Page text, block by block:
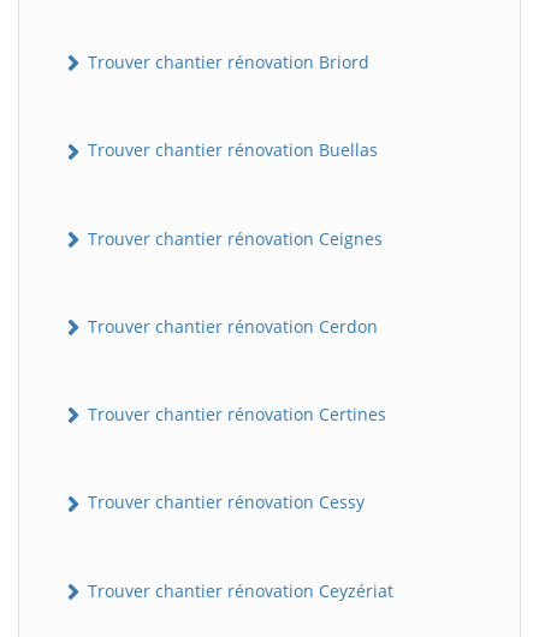
Trouver chantier rénovation Briord
Trouver chantier rénovation Buellas
Trouver chantier rénovation Ceignes
Trouver chantier rénovation Cerdon
Trouver chantier rénovation Certines
Trouver chantier rénovation Cessy
Trouver chantier rénovation Ceyzériat